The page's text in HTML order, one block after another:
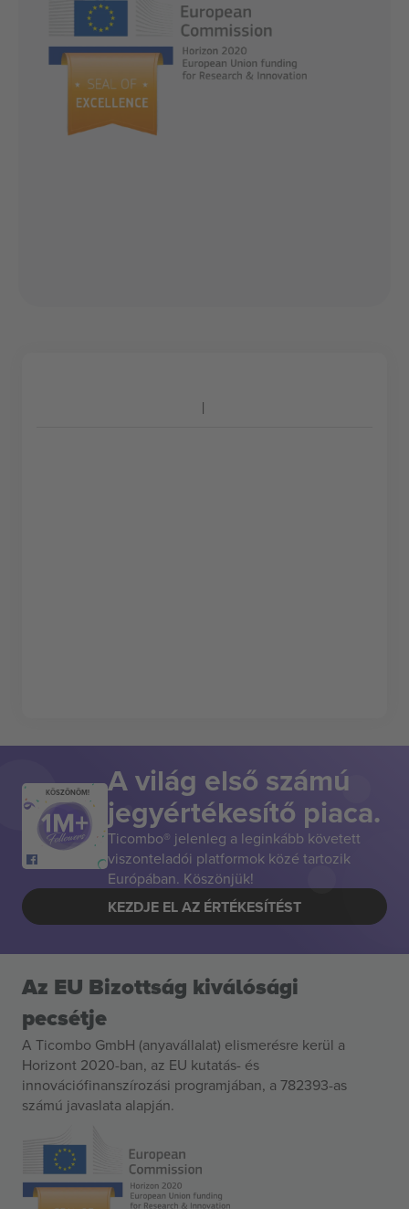
KÖSZÖNÖM! A világ első számú
jegyértékesítő piaca.
Ticombo® jelenleg a leginkább követett
viszonteladói platformok közé tartozik
Európában. Köszönjük!
KEZDJE EL AZ ÉRTÉKESÍTÉST
Az EU Bizottság kiválósági
pecsétje
A Ticombo GmbH (anyavállalat) elismerésre kerül a
Horizont 2020-ban, az EU kutatás- és
innovációfinanszírozási programjában, a 782393-as
számú javaslata alapján.